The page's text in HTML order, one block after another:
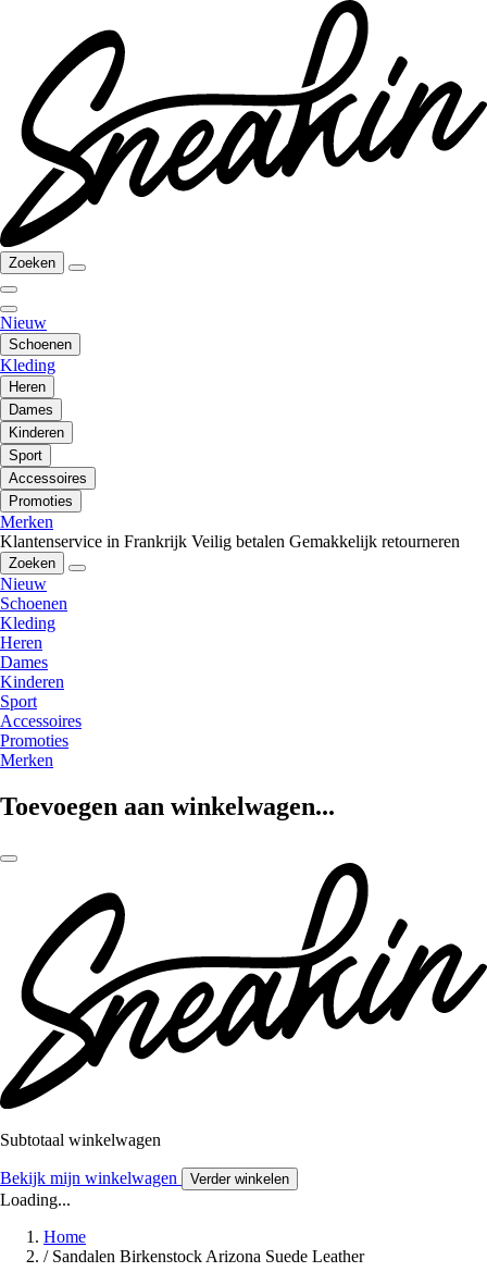
Zoeken
Nieuw
Schoenen
Kleding
Heren
Dames
Kinderen
Sport
Accessoires
Promoties
Merken
Klantenservice in Frankrijk Veilig betalen Gemakkelijk retourneren
Zoeken
Nieuw
Schoenen
Kleding
Heren
Dames
Kinderen
Sport
Accessoires
Promoties
Merken
Toevoegen aan winkelwagen...
Subtotaal winkelwagen
Bekijk mijn winkelwagen Verder winkelen
Loading...
Home
/ Sandalen Birkenstock Arizona Suede Leather